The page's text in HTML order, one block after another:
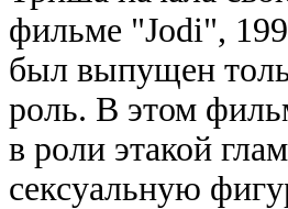
фильме "Jodi",
был выпущен
роль. В этом
в роли этакой
сексуальную